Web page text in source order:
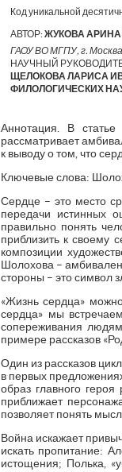
Код уникальной
АВТОР:ЖУКОВА
ГАОУ ВО МГПУ, г.
НАУЧНЫЙ
ЩЕЛОКОВА ЛАРИСА
ФИЛОЛОГИЧЕСКИХ
Аннотация. В
рассматривает
к выводу о том, что
Ключевые слова:
Сердце – это место
передачи истинных
правильно понять
приблизить к своему
композиции
Шолохова –
стороны – это символ
«Жизнь сердца»
сердца» мы
сопереживания
примере рассказов
Один из рассказов
в первых
образ главного
приближает
позволяет понять
Война искажает
искать пропитание:
истощения; Полька,